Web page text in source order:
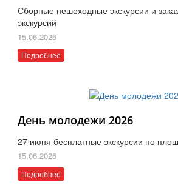
Сборные пешеходные экскурсии и
экскурсий
15.06.2026
Подробнее
День молодежи 2026
27 июня бесплатные экскурсии по
15.06.2026
Подробнее